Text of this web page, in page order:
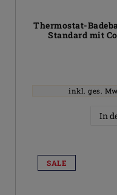
Thermostat-
Standard mit
inkl. ges.
In
SALE